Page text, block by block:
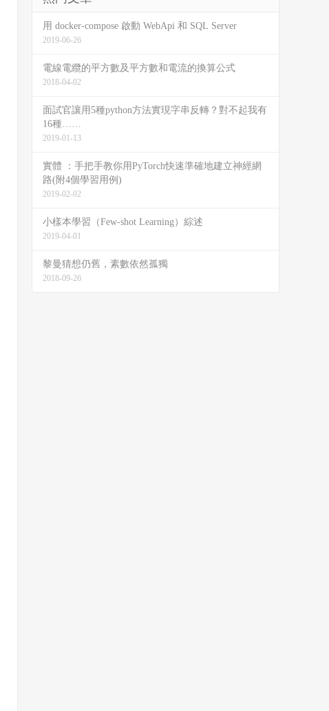
用 docker-compose 啟動 WebApi 和 SQL Server
2019-06-26
電線電纜的平方數及平方數和電流的換算公式
2018-04-02
面試官讓用5種python方法實現字串反轉？對不起我有
16種……
2019-01-13
實體 ：手把手教你用PyTorch快速準確地建立神經網
路(附4個學習用例)
2019-02-02
小樣本學習（Few-shot Learning）綜述
2019-04-01
黎曼猜想仍舊，素數依然孤獨
2018-09-26